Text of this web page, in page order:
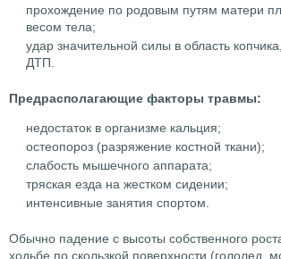
прохождение по родовым путям матери
весом тела;
удар значительной силы в область
ДТП.
Предрасполагающие факторы травмы:
недостаток в организме кальция;
остеопороз (разряжение костной ткани);
слабость мышечного аппарата;
тряская езда на жестком сидении;
интенсивные занятия спортом.
Обычно падение с высоты собственного
ходьбе по скользкой поверхности (гололед,